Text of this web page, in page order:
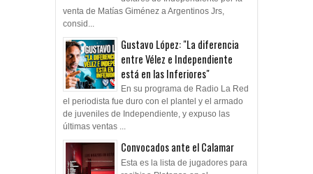
venta de Matías Giménez a Argentinos Jrs,
consid...
Gustavo López: "La diferencia
entre Vélez e Independiente
está en las Inferiores"
En su programa de Radio La Red
el periodista fue duro con el plantel y el armado
de juveniles de Independiente, y expuso las
últimas ventas ...
Convocados ante el Calamar
Esta es la lista de jugadores para